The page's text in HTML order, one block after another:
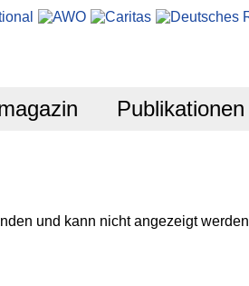
Publikationen
und kann nicht angezeigt werden